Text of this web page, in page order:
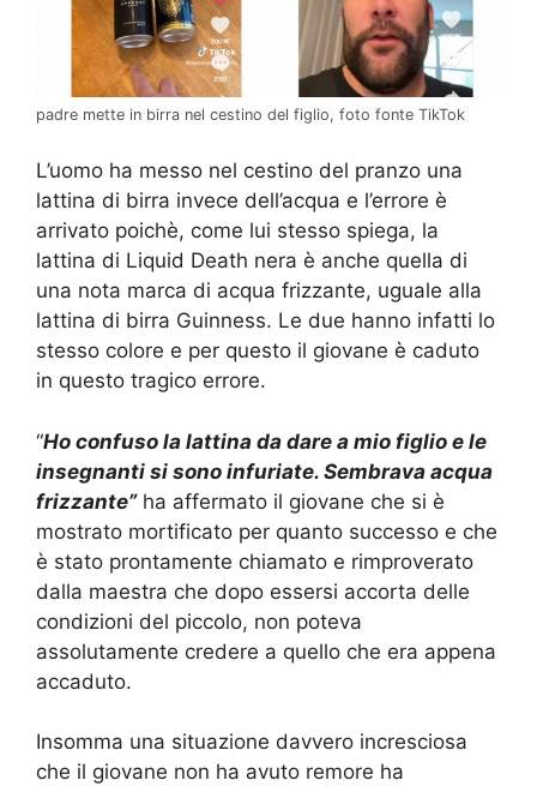
padre mette in birra nel cestino del figlio, foto fonte TikTok
L’uomo ha messo nel cestino del pranzo una
lattina di birra invece dell’acqua e l’errore è
arrivato poichè, come lui stesso spiega, la
lattina di Liquid Death nera è anche quella di
una nota marca di acqua frizzante, uguale alla
lattina di birra Guinness. Le due hanno infatti lo
stesso colore e per questo il giovane è caduto
in questo tragico errore.
“Ho confuso la lattina da dare a mio figlio e le
insegnanti si sono infuriate. Sembrava acqua
frizzante”ha affermato il giovane che si è
mostrato mortificato per quanto successo e che
è stato prontamente chiamato e rimproverato
dalla maestra che dopo essersi accorta delle
condizioni del piccolo, non poteva
assolutamente credere a quello che era appena
accaduto.
Insomma una situazione davvero incresciosa
che il giovane non ha avuto remore ha